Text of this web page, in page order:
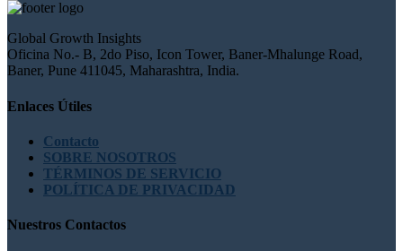
Global Growth Insights
Oficina No.- B, 2do Piso, Icon Tower, Baner-Mhalunge Road,
Baner, Pune 411045, Maharashtra, India.
Enlaces Útiles
Contacto
SOBRE NOSOTROS
TÉRMINOS DE SERVICIO
POLÍTICA DE PRIVACIDAD
Nuestros Contactos